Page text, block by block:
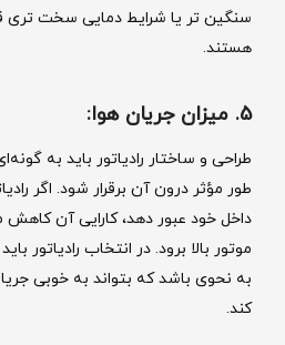
سنگین ‌تر یا شرایط دمایی سخت ‌تری
هستند.
5. میزان جریان هوا:
طراحی و ساختار رادیاتور باید به
‌طور مؤثر درون آن برقرار شود. اگر
داخل خود عبور دهد، کارایی آن
موتور بالا برود. در انتخاب رادیاتور
به نحوی باشد که بتواند به خوبی
کند.